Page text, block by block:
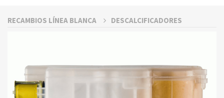
RECAMBIOS LÍNEA BLANCA DESCALCIFICADORES